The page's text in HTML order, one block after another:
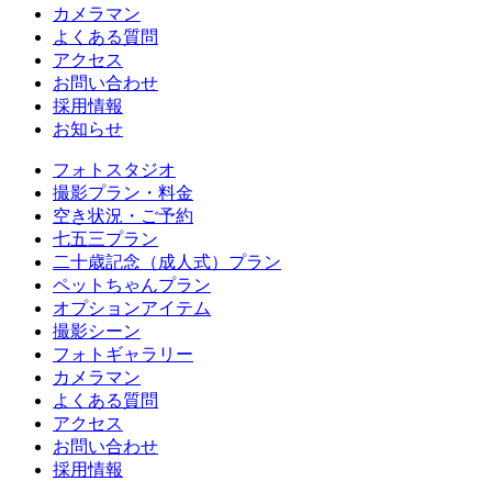
カメラマン
よくある質問
アクセス
お問い合わせ
採用情報
お知らせ
フォトスタジオ
撮影プラン・料金
空き状況・ご予約
七五三プラン
二十歳記念（成人式）プラン
ペットちゃんプラン
オプションアイテム
撮影シーン
フォトギャラリー
カメラマン
よくある質問
アクセス
お問い合わせ
採用情報